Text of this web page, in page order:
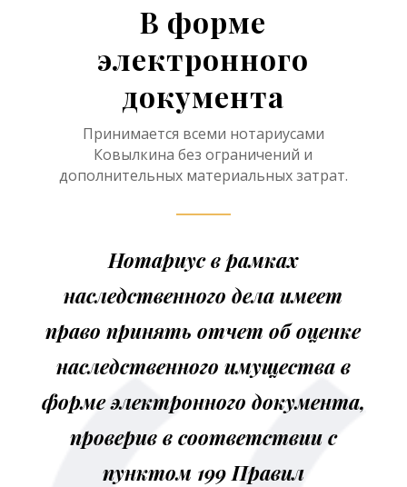
В форме
электронного
документа
Принимается всеми нотариусами
Ковылкина без ограничений и
дополнительных материальных затрат.
Нотариус в рамках
наследственного дела имеет
право принять отчет об оценке
наследственного имущества в
форме электронного документа,
проверив в соответствии с
пунктом 199 Правил